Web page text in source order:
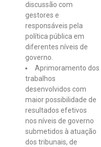
discussão com
gestores e
responsáveis pela
política pública em
diferentes níveis de
governo.
Aprimoramento dos
trabalhos
desenvolvidos com
maior possibilidade de
resultados efetivos
nos níveis de governo
submetidos à atuação
dos tribunais, de